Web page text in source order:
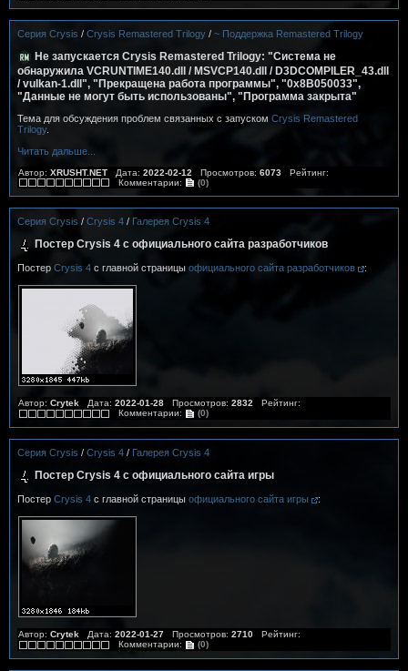
Серия Crysis / Crysis Remastered Trilogy / ~ Поддержка Remastered Trilogy
Не запускается Crysis Remastered Trilogy: "Система не
обнаружила VCRUNTIME140.dll / MSVCP140.dll / D3DCOMPILER_43.dll
/ vulkan-1.dll", "Прекращена работа программы", "0x8B050033",
"Данные не могут быть использованы", "Программа закрыта"
Тема для обсуждения проблем связанных с запуском Crysis Remastered
Trilogy.
Читать дальше...
Автор: XRUSHT.NET Дата: 2022-02-12 Просмотров: 6073 Рейтинг:
Комментарии:
(0)
Серия Crysis / Crysis 4 / Галерея Crysis 4
Постер Crysis 4 с официального сайта разработчиков
Постер Crysis 4 c главной страницы официального сайта разработчиков :
Автор: Crytek Дата: 2022-01-28 Просмотров: 2832 Рейтинг:
Комментарии:
(0)
Серия Crysis / Crysis 4 / Галерея Crysis 4
Постер Crysis 4 с официального сайта игры
Постер Crysis 4 c главной страницы официального сайта игры :
Автор: Crytek Дата: 2022-01-27 Просмотров: 2710 Рейтинг:
Комментарии:
(0)